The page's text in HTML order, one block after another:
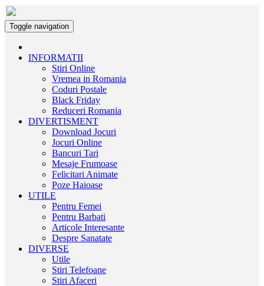
Toggle navigation
INFORMATII
Stiri Online
Vremea in Romania
Coduri Postale
Black Friday
Reduceri Romania
DIVERTISMENT
Download Jocuri
Jocuri Online
Bancuri Tari
Mesaje Frumoase
Felicitari Animate
Poze Haioase
UTILE
Pentru Femei
Pentru Barbati
Articole Interesante
Despre Sanatate
DIVERSE
Utile
Stiri Telefoane
Stiri Afaceri